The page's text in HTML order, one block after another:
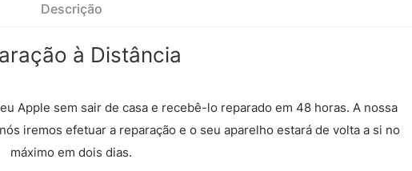
Descrição
à Distância
Apple sem sair de casa e recebê-lo reparado em 48 horas. A nossa
iremos efetuar a reparação e o seu aparelho estará de volta a si no
máximo em dois dias.